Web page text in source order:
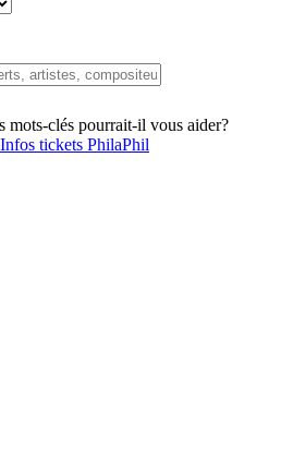
mots-clés pourrait-il vous aider?
Infos tickets PhilaPhil